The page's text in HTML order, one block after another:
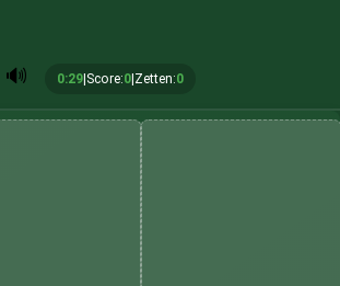
🔊 0:30|Score:0|Zetten:0